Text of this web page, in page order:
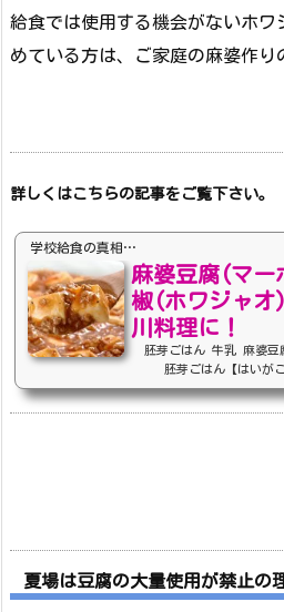
給食では使用する機会がないホワ
めている方は、ご家庭の麻婆作り
詳しくはこちらの記事をご覧下さい。
学校給食の真相…
麻婆豆腐(マー
椒(ホワジャオ
川料理に！
胚芽ごはん 牛乳 麻婆豆
胚芽ごはん【はいがご
皮ぬか層をとり、一番栄
夏場は豆腐の大量使用が禁止の